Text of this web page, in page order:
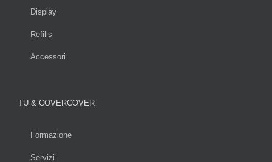
Display
Refills
Accessori
TU & COVERCOVER
Formazione
Servizi